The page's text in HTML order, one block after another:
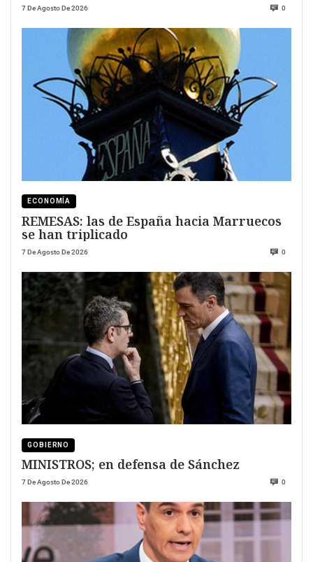
7 De Agosto De 2026 0
ECONOMÍA
REMESAS: las de España hacia Marruecos
se han triplicado
7 De Agosto De 2026 0
GOBIERNO
MINISTROS; en defensa de Sánchez
7 De Agosto De 2026 0